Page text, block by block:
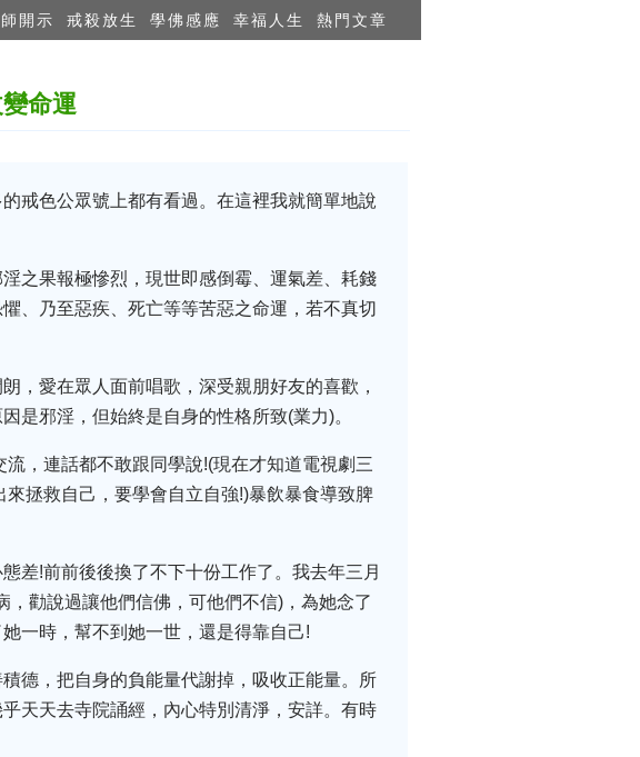
開示 戒殺放生 學佛感應 幸福人生 熱門文章
命運
戒色公眾號上都有看過。在這裡我就簡單地說
之果報極慘烈，現世即感倒霉、運氣差、耗錢
、乃至惡疾、死亡等等苦惡之命運，若不真切
，愛在眾人面前唱歌，深受親朋好友的喜歡，
是邪淫，但始終是自身的性格所致(業力)。
，連話都不敢跟同學說!(現在才知道電視劇三
拯救自己，要學會自立自強!)暴飲暴食導致脾
差!前前後後換了不下十份工作了。我去年三月
勸說過讓他們信佛，可他們不信)，為她念了
一時，幫不到她一世，還是得靠自己!
德，把自身的負能量代謝掉，吸收正能量。所
天天去寺院誦經，內心特別清淨，安詳。有時